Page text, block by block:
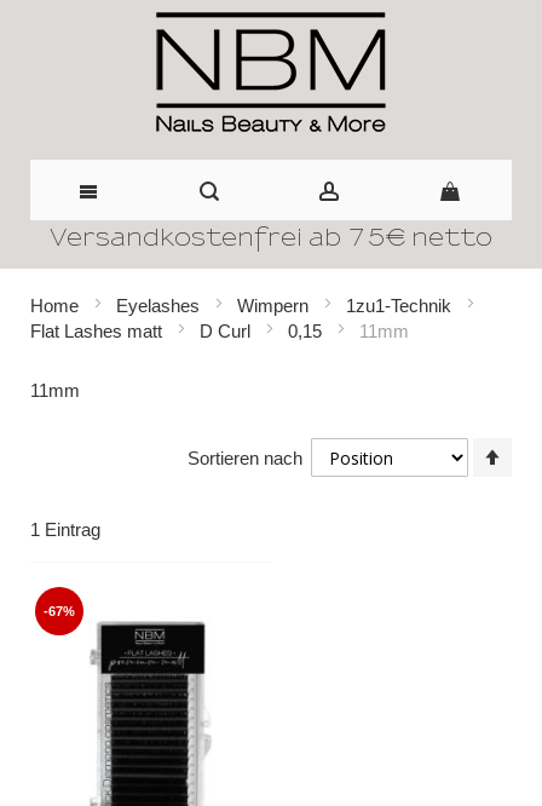
Direkt
Inhalt
Versandkostenfrei ab 75€ netto
Home Eyelashes Wimpern
1zu1-Technik
Flat Lashes matt
D Curl 0,15 11mm
11mm
1 Eintrag
Sortieren nach
-67%